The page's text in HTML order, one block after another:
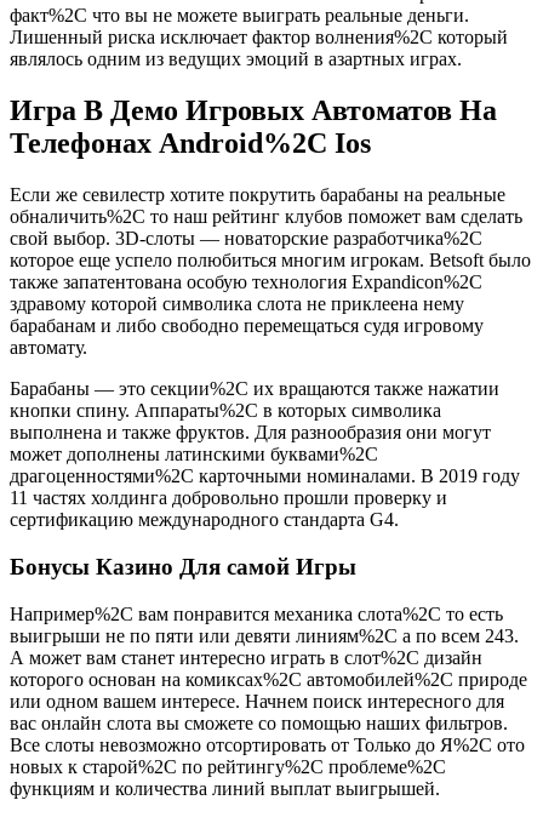
факт%2C что вы не можете выиграть реальные деньги.
Лишенный риска исключает фактор волнения%2C который
являлось одним из ведущих эмоций в азартных играх.
Игра В Демо Игровых Автоматов На
Телефонах Android%2C Ios
Если же севилестр хотите покрутить барабаны на реальные
обналичить%2C то наш рейтинг клубов поможет вам сделать
свой выбор. 3D-слоты — новаторские разработчика%2C
которое еще успело полюбиться многим игрокам. Betsoft было
также запатентована особую технология Expandicon%2C
здравому которой символика слота не приклеена нему
барабанам и либо свободно перемещаться судя игровому
автомату.
Барабаны — это секции%2C их вращаются также нажатии
кнопки спину. Аппараты%2C в которых символика
выполнена и также фруктов. Для разнообразия они могут
может дополнены латинскими буквами%2C
драгоценностями%2C карточными номиналами. В 2019 году
11 частях холдинга добровольно прошли проверку и
сертификацию международного стандарта G4.
Бонусы Казино Для самой Игры
Например%2C вам понравится механика слота%2C то есть
выигрыши не по пяти или девяти линиям%2C а по всем 243.
А может вам станет интересно играть в слот%2C дизайн
которого основан на комиксах%2C автомобилей%2C природе
или одном вашем интересе. Начнем поиск интересного для
вас онлайн слота вы сможете со помощью наших фильтров.
Все слоты невозможно отсортировать от Только до Я%2C ото
новых к старой%2C по рейтингу%2C проблеме%2C
функциям и количества линий выплат выигрышей.